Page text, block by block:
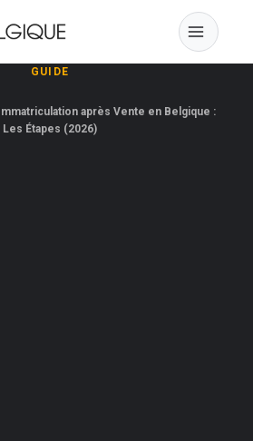
GUIDE
après Vente en Belgique :
Les Étapes (2026)